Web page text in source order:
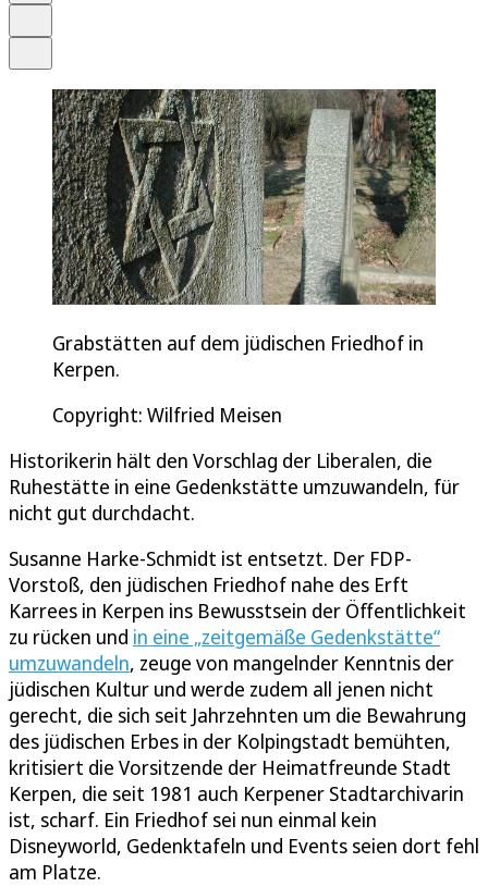
Grabstätten auf dem jüdischen Friedhof in
Kerpen.
Copyright: Wilfried Meisen
Historikerin hält den Vorschlag der Liberalen, die
Ruhestätte in eine Gedenkstätte umzuwandeln, für
nicht gut durchdacht.
Susanne Harke-Schmidt ist entsetzt. Der FDP-
Vorstoß, den jüdischen Friedhof nahe des Erft
Karrees in Kerpen ins Bewusstsein der Öffentlichkeit
zu rücken und in eine „zeitgemäße Gedenkstätte“
umzuwandeln, zeuge von mangelnder Kenntnis der
jüdischen Kultur und werde zudem all jenen nicht
gerecht, die sich seit Jahrzehnten um die Bewahrung
des jüdischen Erbes in der Kolpingstadt bemühten,
kritisiert die Vorsitzende der Heimatfreunde Stadt
Kerpen, die seit 1981 auch Kerpener Stadtarchivarin
ist, scharf. Ein Friedhof sei nun einmal kein
Disneyworld, Gedenktafeln und Events seien dort fehl
am Platze.